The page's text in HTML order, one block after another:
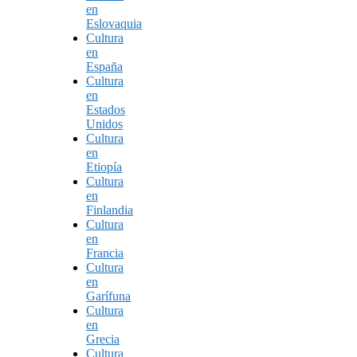
en
Eslovaquia
Cultura
en
España
Cultura
en
Estados
Unidos
Cultura
en
Etiopía
Cultura
en
Finlandia
Cultura
en
Francia
Cultura
en
Garífuna
Cultura
en
Grecia
Cultura